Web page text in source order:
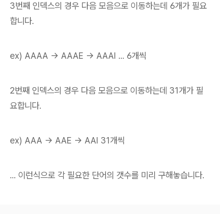
3번째 인덱스의 경우 다음 모음으로 이동하는데 6개가 필요
합니다.
ex) AAAA -> AAAE -> AAAI ... 6개씩
2번째 인덱스의 경우 다음 모음으로 이동하는데 31개가 필
요합니다.
ex) AAA -> AAE -> AAI 31개씩
... 이런식으로 각 필요한 단어의 갯수를 미리 구해놓습니다.